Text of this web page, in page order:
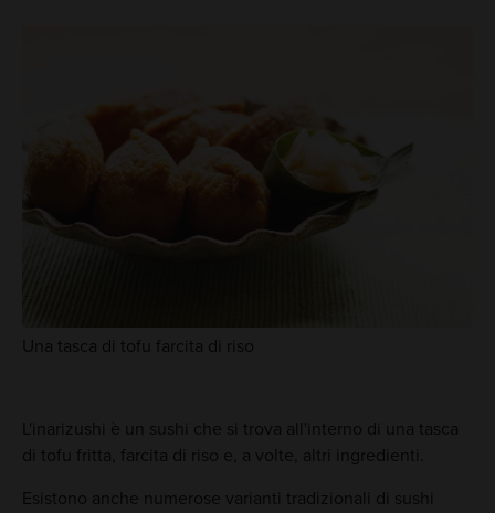
Una tasca di tofu farcita di riso
L'inarizushi è un sushi che si trova all'interno di una tasca
di tofu fritta, farcita di riso e, a volte, altri ingredienti.
Esistono anche numerose varianti tradizionali di sushi